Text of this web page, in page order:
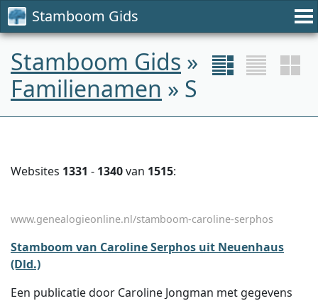
Stamboom Gids
Stamboom Gids »
Familienamen » S
Websites 1331 - 1340van 1515:
www.genealogieonline.nl/stamboom-caroline-serphos
Stamboom van Caroline Serphos uit Neuenhaus
(Dld.)
Een publicatie door Caroline Jongman met gegevens